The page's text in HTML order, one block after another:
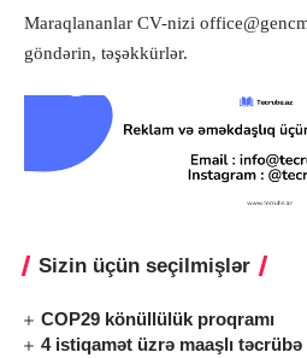
Maraqlananlar CV-nizi
göndərin, təşəkkürlər.
Sizin üçün seçilmişlər
COP29 könüllülük proqramı
4 istiqamət üzrə maaşlı təcrübə